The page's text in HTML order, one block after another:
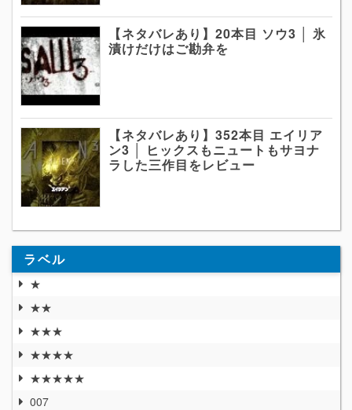
【ネタバレあり】20本目 ソウ3 │ 氷
漬けだけはご勘弁を
【ネタバレあり】352本目 エイリア
ン3 │ ヒックスもニュートもサヨナ
ラした三作目をレビュー
ラベル
★
★★
★★★
★★★★
★★★★★
007